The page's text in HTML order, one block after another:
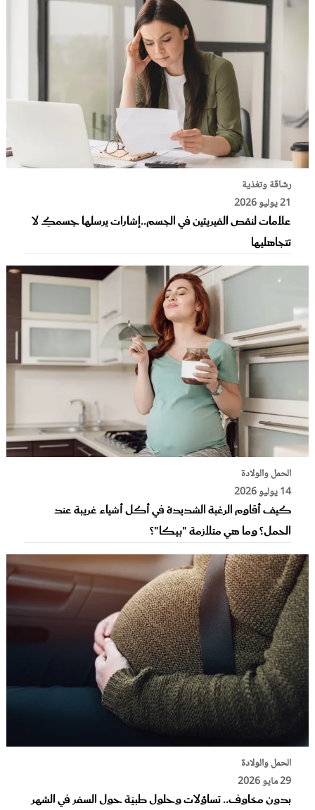
رشاقة وتغذية
21 يوليو 2026
علامات لنقص الفيريتين في الجسم..إشارات يرسلها جسمكِ لا
تتجاهليها
الحمل والولادة
14 يوليو 2026
كيف أقاوم الرغبة الشديدة في أكل أشياء غريبة عند
الحمل؟ وما هي متلازمة "بيكا"؟
الحمل والولادة
29 مايو 2026
بدون مخاوف.. تساؤلات وحلول طبيّة حول السفر في الشهر